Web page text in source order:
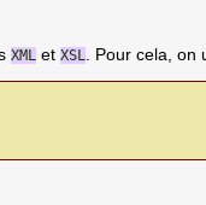
XML et XSL . Pour cela, on